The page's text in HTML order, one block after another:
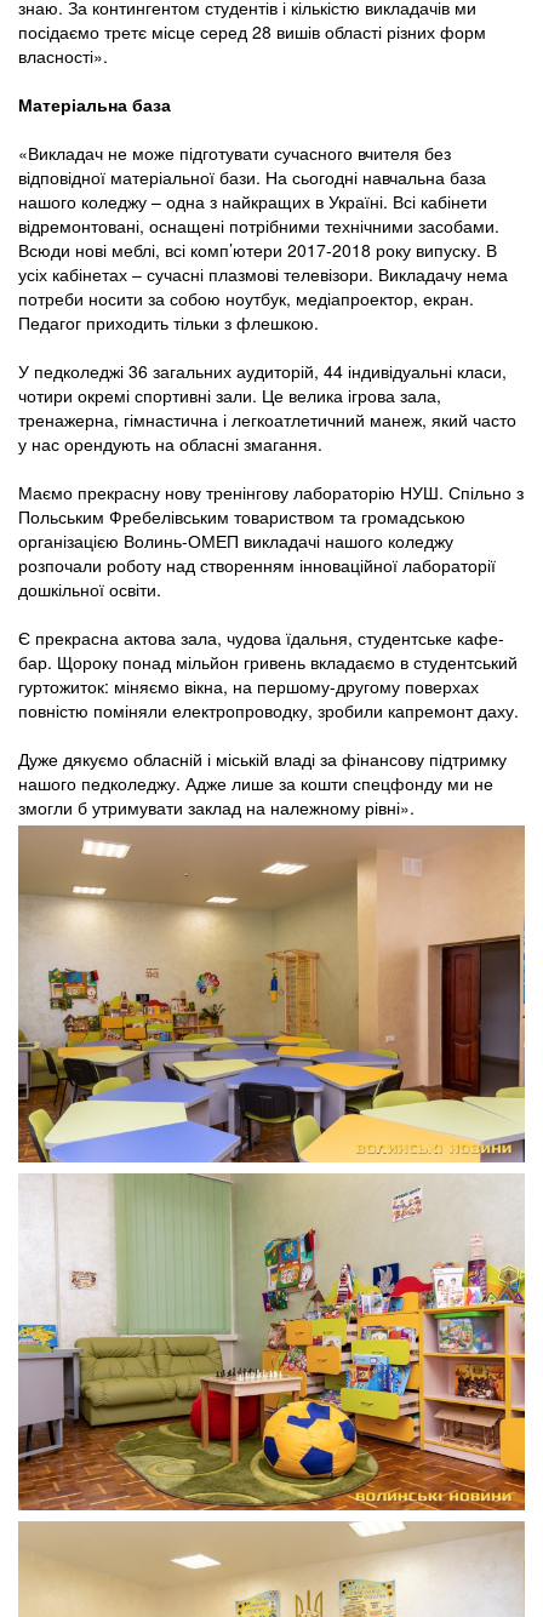
знаю. За контингентом студентів і кількістю викладачів ми
посідаємо третє місце серед 28 вишів області різних форм
власності».
Матеріальна база
«Викладач не може підготувати сучасного вчителя без
відповідної матеріальної бази. На сьогодні навчальна база
нашого коледжу – одна з найкращих в Україні. Всі кабінети
відремонтовані, оснащені потрібними технічними засобами.
Всюди нові меблі, всі комп’ютери 2017-2018 року випуску. В
усіх кабінетах ‒ сучасні плазмові телевізори. Викладачу нема
потреби носити за собою ноутбук, медіапроектор, екран.
Педагог приходить тільки з флешкою.
У педколеджі 36 загальних аудиторій, 44 індивідуальні класи,
чотири окремі спортивні зали. Це велика ігрова зала,
тренажерна, гімнастична і легкоатлетичний манеж, який часто
у нас орендують на обласні змагання.
Маємо прекрасну нову тренінгову лабораторію НУШ. Спільно з
Польським Фребелівським товариством та громадською
організацією Волинь-ОМЕП викладачі нашого коледжу
розпочали роботу над створенням інноваційної лабораторії
дошкільної освіти.
Є прекрасна актова зала, чудова їдальня, студентське кафе-
бар. Щороку понад мільйон гривень вкладаємо в студентський
гуртожиток: міняємо вікна, на першому-другому поверхах
повністю поміняли електропроводку, зробили капремонт даху.
Дуже дякуємо обласній і міській владі за фінансову підтримку
нашого педколеджу. Адже лише за кошти спецфонду ми не
змогли б утримувати заклад на належному рівні».